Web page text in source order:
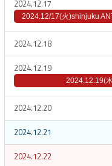
2024.12.17
2024.12/17(火)shinjuku
2024.12.18
2024.12.19
2024.12.19(
2024.12.20
2024.12.21
2024.12.22